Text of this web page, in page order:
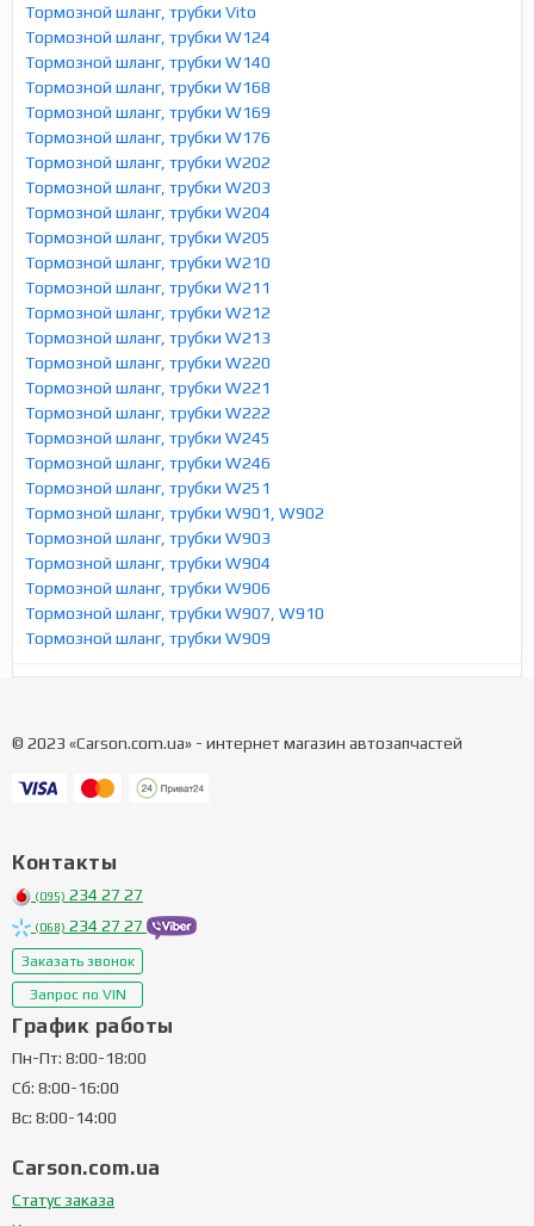
Тормозной шланг, трубки Vito
Тормозной шланг, трубки W124
Тормозной шланг, трубки W140
Тормозной шланг, трубки W168
Тормозной шланг, трубки W169
Тормозной шланг, трубки W176
Тормозной шланг, трубки W202
Тормозной шланг, трубки W203
Тормозной шланг, трубки W204
Тормозной шланг, трубки W205
Тормозной шланг, трубки W210
Тормозной шланг, трубки W211
Тормозной шланг, трубки W212
Тормозной шланг, трубки W213
Тормозной шланг, трубки W220
Тормозной шланг, трубки W221
Тормозной шланг, трубки W222
Тормозной шланг, трубки W245
Тормозной шланг, трубки W246
Тормозной шланг, трубки W251
Тормозной шланг, трубки W901, W902
Тормозной шланг, трубки W903
Тормозной шланг, трубки W904
Тормозной шланг, трубки W906
Тормозной шланг, трубки W907, W910
Тормозной шланг, трубки W909
© 2023 «Carson.com.ua» - интернет магазин автозапчастей
Контакты
(095) 234 27 27
(068) 234 27 27
Заказать звонок
Запрос по VIN
График работы
Пн-Пт: 8:00-18:00
Сб: 8:00-16:00
Вс: 8:00-14:00
Carson.com.ua
Статус заказа